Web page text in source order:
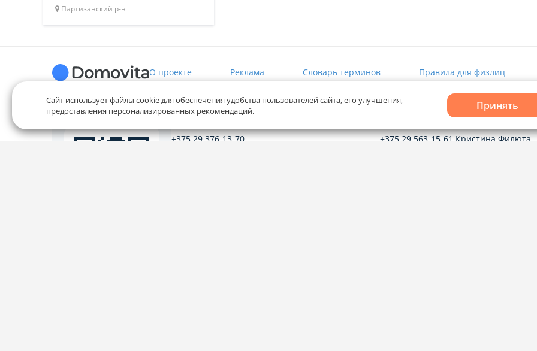
Партизанский р-н
О проекте Реклама Словарь терминов Правила для физлиц
Служба заботы
+375 29 376-13-70
Рекламное сотрудничество
+375 29 563-15-61 Кристина Филюта
Сайт использует файлы cookie для обеспечения удобства пользователей сайта, его улучшения,
предоставления персонализированных рекомендаций.
Принять